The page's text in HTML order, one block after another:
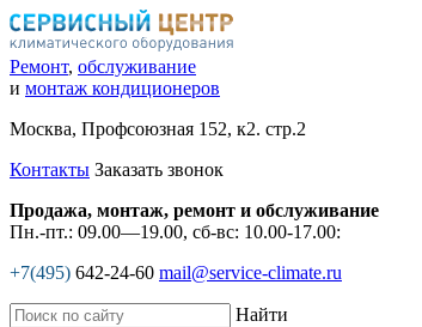
Ремонт, обслуживание
и монтаж кондиционеров
Москва, Профсоюзная 152, к2. стр.2
Контакты Заказать звонок
Продажа, монтаж, ремонт и обслуживание
Пн.-пт.: 09.00—19.00, сб-вс: 10.00-17.00:
+7(495) 642-24-60 mail@service-climate.ru
Найти